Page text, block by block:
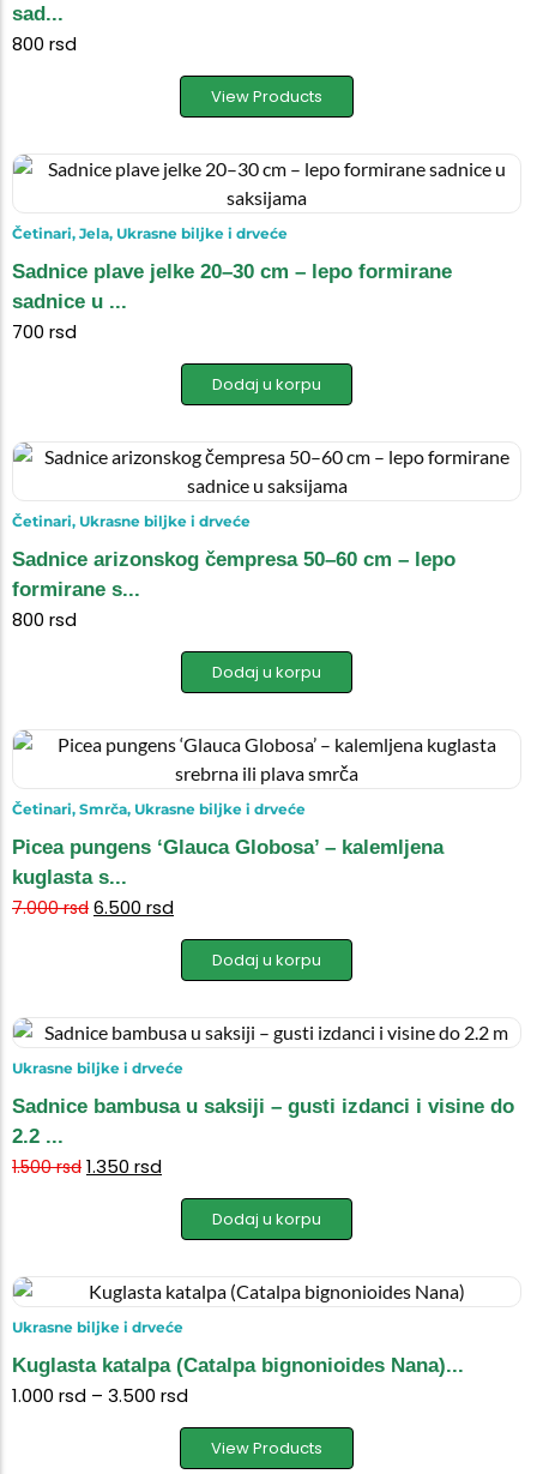
sad...
800 rsd
View Products
Četinari, Jela, Ukrasne biljke i drveće
Sadnice plave jelke 20–30 cm – lepo formirane
sadnice u ...
700 rsd
Dodaj u korpu
Četinari, Ukrasne biljke i drveće
Sadnice arizonskog čempresa 50–60 cm – lepo
formirane s...
800 rsd
Dodaj u korpu
Četinari, Smrča, Ukrasne biljke i drveće
Picea pungens ‘Glauca Globosa’ – kalemljena
kuglasta s...
7.000rsd 6.500 rsd
Dodaj u korpu
Ukrasne biljke i drveće
Sadnice bambusa u saksiji – gusti izdanci i visine do
2.2 ...
1.500rsd 1.350 rsd
Dodaj u korpu
Ukrasne biljke i drveće
Kuglasta katalpa (Catalpa bignonioides Nana)...
1.000 rsd – 3.500 rsd
View Products